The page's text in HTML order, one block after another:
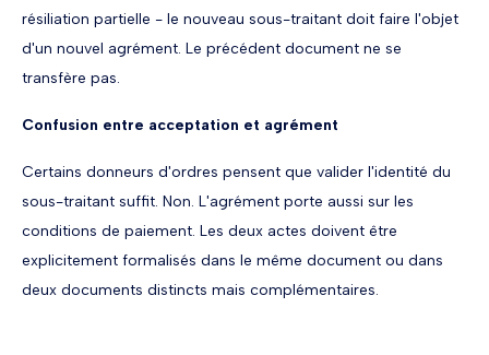
résiliation partielle - le nouveau sous-traitant doit faire l'objet
d'un nouvel agrément. Le précédent document ne se
transfère pas.
Confusion entre acceptation et agrément
Certains donneurs d'ordres pensent que valider l'identité du
sous-traitant suffit. Non. L'agrément porte aussi sur les
conditions de paiement. Les deux actes doivent être
explicitement formalisés dans le même document ou dans
deux documents distincts mais complémentaires.